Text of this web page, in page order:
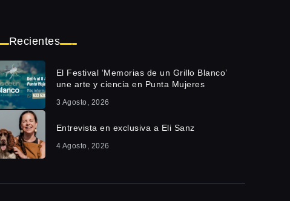
Recientes
El Festival ‘Memorias de un Grillo Blanco’
une arte y ciencia en Punta Mujeres
3 Agosto, 2026
Entrevista en exclusiva a Eli Sanz
4 Agosto, 2026